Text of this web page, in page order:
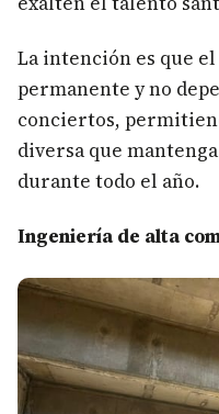
La intención es que
permanente y no
conciertos,
diversa que
durante todo el año.
Ingeniería de alta